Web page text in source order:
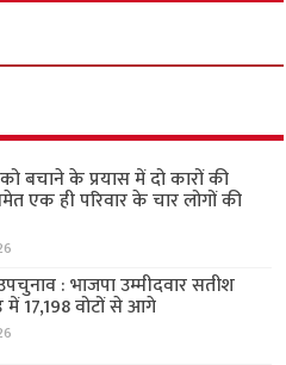
बचाने के प्रयास में दो कारों की
एक ही परिवार के चार लोगों की
: भाजपा उम्मीदवार सतीश
में 17,198 वोटों से आगे